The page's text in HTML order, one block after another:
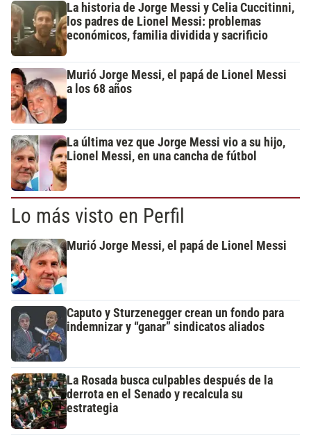
La historia de Jorge Messi y Celia Cuccitinni,
los padres de Lionel Messi: problemas
económicos, familia dividida y sacrificio
Murió Jorge Messi, el papá de Lionel Messi
a los 68 años
La última vez que Jorge Messi vio a su hijo,
Lionel Messi, en una cancha de fútbol
Lo más visto en Perfil
Murió Jorge Messi, el papá de Lionel Messi
Caputo y Sturzenegger crean un fondo para
indemnizar y “ganar” sindicatos aliados
La Rosada busca culpables después de la
derrota en el Senado y recalcula su
estrategia